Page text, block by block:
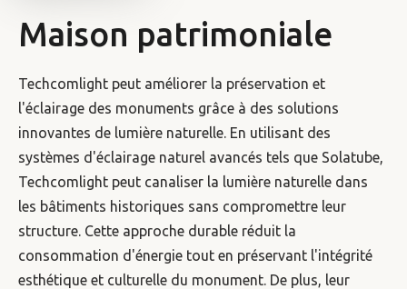
Maison patrimoniale
Techcomlight peut améliorer la préservation et
l'éclairage des monuments grâce à des solutions
innovantes de lumière naturelle. En utilisant des
systèmes d'éclairage naturel avancés tels que Solatube,
Techcomlight peut canaliser la lumière naturelle dans
les bâtiments historiques sans compromettre leur
structure. Cette approche durable réduit la
consommation d'énergie tout en préservant l'intégrité
esthétique et culturelle du monument. De plus, leur